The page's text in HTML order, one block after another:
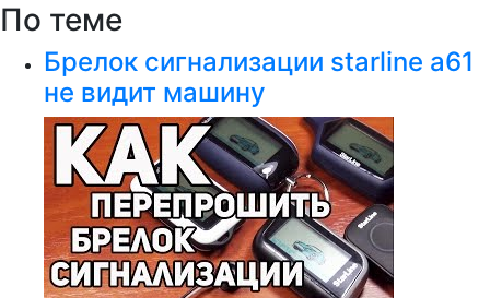
По теме
Брелок сигнализации starline а61
не видит машину